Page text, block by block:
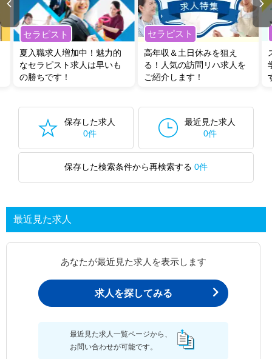
セラピスト
夏入職求人増加中！魅力的
なセラピスト求人は早いも
の勝ちです！
セラピスト
高年収＆土日休みを狙え
る！人気の訪問リハ求人を
ご紹介します！
保存した求人
0件
最近見た求人
0件
保存した検索条件から再検索する 0件
最近見た求人
あなたが最近見た求人を表示します
求人を探してみる
最近見た求人一覧ページから、
お問い合わせが可能です。